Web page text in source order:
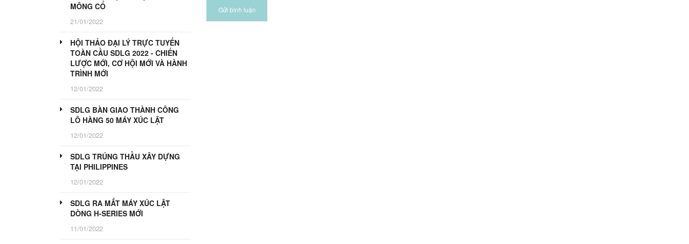
Gửi bình luận
MÔNG CỔ
21/01/2022
HỘI THẢO ĐẠI LÝ TRỰC TUYẾN
TOÀN CẦU SDLG 2022 - CHIẾN
LƯỢC MỚI, CƠ HỘI MỚI VÀ HÀNH
TRÌNH MỚI
12/01/2022
SDLG BÀN GIAO THÀNH CÔNG
LÔ HÀNG 50 MÁY XÚC LẬT
12/01/2022
SDLG TRÚNG THẦU XÂY DỰNG
TẠI PHILIPPINES
12/01/2022
SDLG RA MẮT MÁY XÚC LẬT
DÒNG H-SERIES MỚI
11/01/2022